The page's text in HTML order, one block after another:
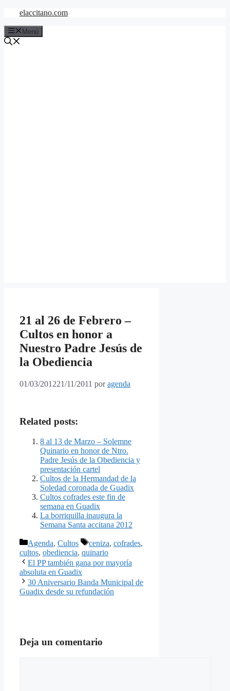
Saltar
contenido
elaccitano.com
Menú
21 al 26 de Febrero –
Cultos en honor a
Nuestro Padre Jesús de
la Obediencia
01/03/201221/11/2011 poragenda
Related posts:
8 al 13 de Marzo – Solemne
Quinario en honor de Ntro.
Padre Jesús de la Obediencia y
presentación cartel
Cultos de la Hermandad de la
Soledad coronada de Guadix
Cultos cofrades este fin de
semana en Guadix
La borriquilla inaugura la
Semana Santa accitana 2012
Categorías
Agenda, Cultos Etiquetas
ceniza, cofrades,
cultos, obediencia, quinario
El PP también gana por mayoría
absoluta en Guadix
30 Aniversario Banda Municipal de
Guadix desde su refundación
Deja un comentario